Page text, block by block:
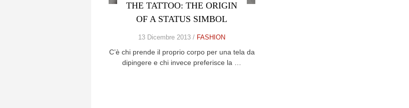
THE TATTOO: THE ORIGIN
OF A STATUS SIMBOL
13 Dicembre 2013 / FASHION
C’è chi prende il proprio corpo per una tela da
dipingere e chi invece preferisce la …